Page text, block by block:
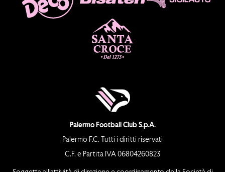
Palermo Football Club S.p.A.
Palermo F.C. Tutti i diritti riservati
C.F. e Partita IVA 06804260823